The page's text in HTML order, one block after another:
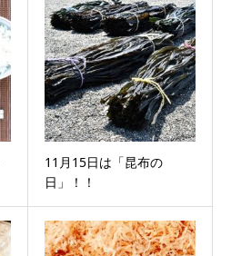
11月15日は「昆布の
日」！！